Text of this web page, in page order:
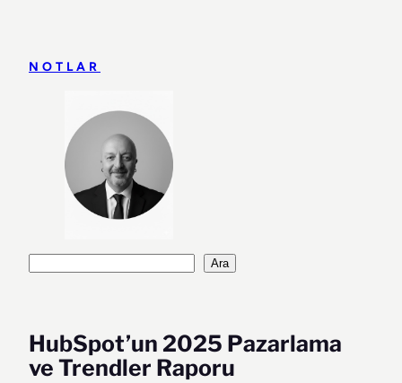
NOTLAR
Ara
HubSpot’un 2025 Pazarlama
ve Trendler Raporu